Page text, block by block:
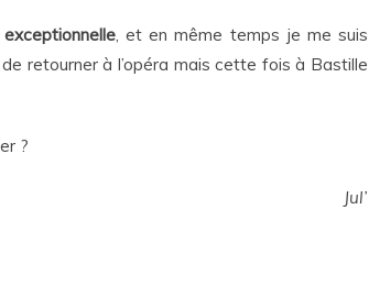
, et en même temps je me suis
de retourner à l’opéra mais cette fois à Bastille
?
Jul’